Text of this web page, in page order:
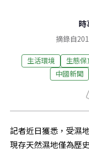
時
摘錄自
生活環境 生態保
中國新聞
記者近日獲悉，受濕
現存天然濕地僅為歷